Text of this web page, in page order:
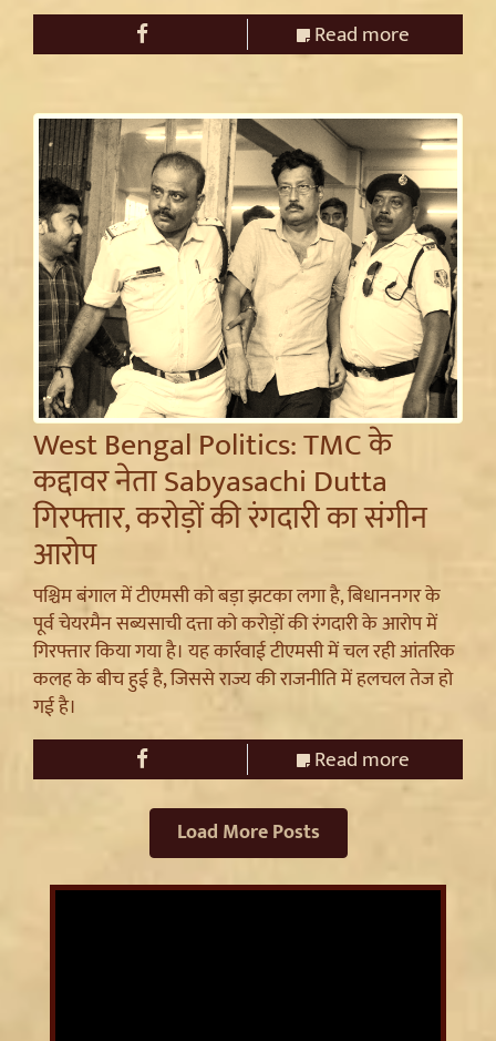
Read more
West Bengal Politics: TMC के
कद्दावर नेता Sabyasachi Dutta
गिरफ्तार, करोड़ों की रंगदारी का संगीन
आरोप
पश्चिम बंगाल में टीएमसी को बड़ा झटका लगा है, बिधाननगर के
पूर्व चेयरमैन सब्यसाची दत्ता को करोड़ों की रंगदारी के आरोप में
गिरफ्तार किया गया है। यह कार्रवाई टीएमसी में चल रही आंतरिक
कलह के बीच हुई है, जिससे राज्य की राजनीति में हलचल तेज हो
गई है।
Read more
Load More Posts